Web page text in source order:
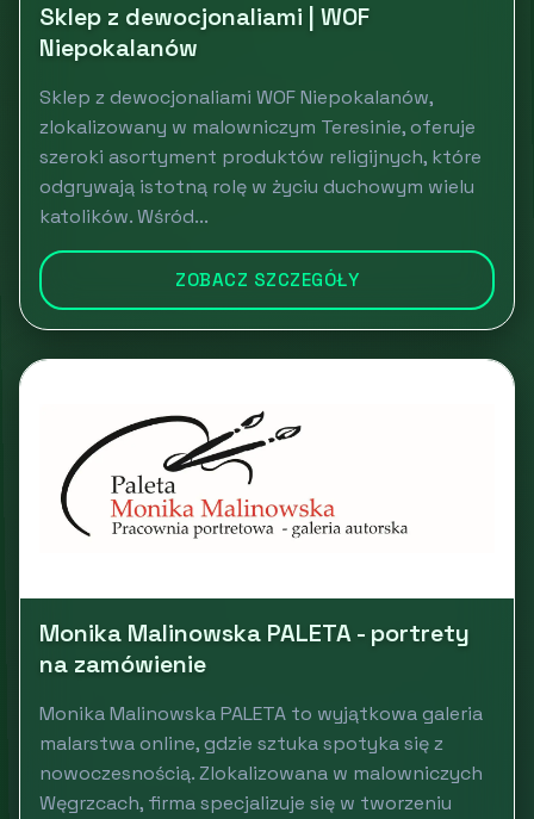
Sklep z dewocjonaliami | WOF
Niepokalanów
Sklep z dewocjonaliami WOF Niepokalanów,
zlokalizowany w malowniczym Teresinie, oferuje
szeroki asortyment produktów religijnych, które
odgrywają istotną rolę w życiu duchowym wielu
katolików. Wśród...
ZOBACZ SZCZEGÓŁY
Monika Malinowska PALETA - portrety
na zamówienie
Monika Malinowska PALETA to wyjątkowa galeria
malarstwa online, gdzie sztuka spotyka się z
nowoczesnością. Zlokalizowana w malowniczych
Węgrzcach, firma specjalizuje się w tworzeniu